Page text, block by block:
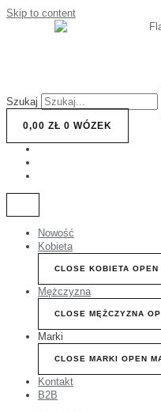
Skip to content
Szukaj
0,00 ZŁ 0 WÓZEK
Nowość
Kobieta
CLOSE KOBIETA OPEN
Mężczyzna
CLOSE MĘŻCZYZNA
Marki
CLOSE MARKI OPEN
Kontakt
B2B